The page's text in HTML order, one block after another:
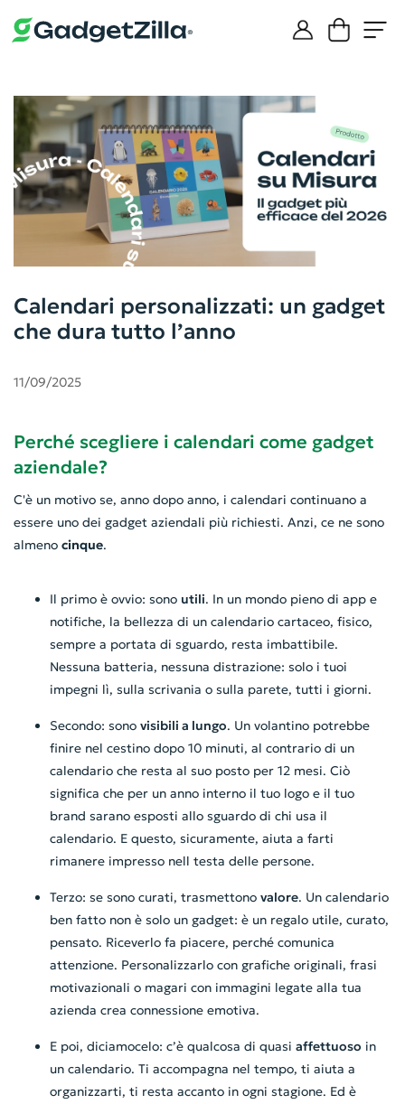
Calendari personalizzati: un gadget
che dura tutto l’anno
11/09/2025
Perché scegliere i calendari come gadget
aziendale?
C'è un motivo se, anno dopo anno, i calendari continuano a
essere uno dei gadget aziendali più richiesti. Anzi, ce ne sono
almeno cinque.
Il primo è ovvio: sono utili. In un mondo pieno di app e
notifiche, la bellezza di un calendario cartaceo, fisico,
sempre a portata di sguardo, resta imbattibile.
Nessuna batteria, nessuna distrazione: solo i tuoi
impegni lì, sulla scrivania o sulla parete, tutti i giorni.
Secondo: sono visibili a lungo. Un volantino potrebbe
finire nel cestino dopo 10 minuti, al contrario di un
calendario che resta al suo posto per 12 mesi. Ciò
significa che per un anno interno il tuo logo e il tuo
brand sarano esposti allo sguardo di chi usa il
calendario. E questo, sicuramente, aiuta a farti
rimanere impresso nell testa delle persone.
Terzo: se sono curati, trasmettono valore. Un calendario
ben fatto non è solo un gadget: è un regalo utile, curato,
pensato. Riceverlo fa piacere, perché comunica
attenzione. Personalizzarlo con grafiche originali, frasi
motivazionali o magari con immagini legate alla tua
azienda crea connessione emotiva.
E poi, diciamocelo: c’è qualcosa di quasi affettuoso in
un calendario. Ti accompagna nel tempo, ti aiuta a
organizzarti, ti resta accanto in ogni stagione. Ed è